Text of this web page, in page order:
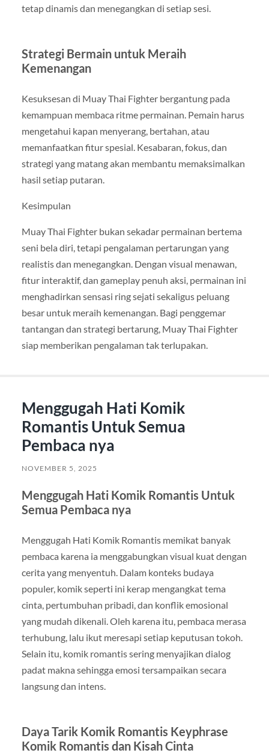
tetap dinamis dan menegangkan di setiap sesi.
Strategi Bermain untuk Meraih
Kemenangan
Kesuksesan di Muay Thai Fighter bergantung pada
kemampuan membaca ritme permainan. Pemain harus
mengetahui kapan menyerang, bertahan, atau
memanfaatkan fitur spesial. Kesabaran, fokus, dan
strategi yang matang akan membantu memaksimalkan
hasil setiap putaran.
Kesimpulan
Muay Thai Fighter bukan sekadar permainan bertema
seni bela diri, tetapi pengalaman pertarungan yang
realistis dan menegangkan. Dengan visual menawan,
fitur interaktif, dan gameplay penuh aksi, permainan ini
menghadirkan sensasi ring sejati sekaligus peluang
besar untuk meraih kemenangan. Bagi penggemar
tantangan dan strategi bertarung, Muay Thai Fighter
siap memberikan pengalaman tak terlupakan.
Menggugah Hati Komik
Romantis Untuk Semua
Pembaca nya
NOVEMBER 5, 2025
Menggugah Hati Komik Romantis Untuk
Semua Pembaca nya
Menggugah Hati Komik Romantis memikat banyak
pembaca karena ia menggabungkan visual kuat dengan
cerita yang menyentuh. Dalam konteks budaya
populer, komik seperti ini kerap mengangkat tema
cinta, pertumbuhan pribadi, dan konflik emosional
yang mudah dikenali. Oleh karena itu, pembaca merasa
terhubung, lalu ikut meresapi setiap keputusan tokoh.
Selain itu, komik romantis sering menyajikan dialog
padat makna sehingga emosi tersampaikan secara
langsung dan intens.
Daya Tarik Komik Romantis Keyphrase
Komik Romantis dan Kisah Cinta